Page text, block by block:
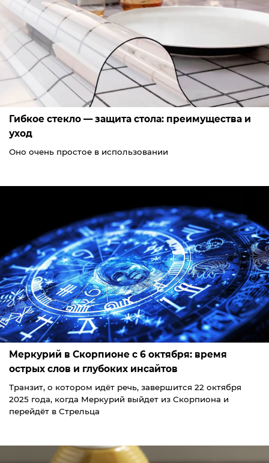
Гибкое стекло — защита стола: преимущества и
уход
Оно очень простое в использовании
Меркурий в Скорпионе с 6 октября: время
острых слов и глубоких инсайтов
Транзит, о котором идёт речь, завершится 22 октября
2025 года, когда Меркурий выйдет из Скорпиона и
перейдёт в Стрельца